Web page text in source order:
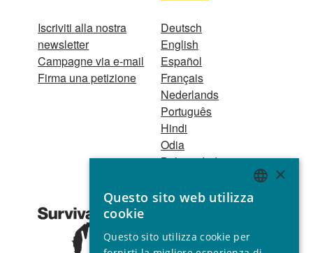
Iscriviti alla nostra
newsletter
Campagne via e-mail
Firma una petizione
Deutsch
English
Español
Français
Nederlands
Português
Hindi
Odia
Bahasa Indonesia
Registro Persone
1521 Registered
charity no. 267444 ©
ENGLISH
SPANISH
×
Questo sito web utilizza
cookie
Questo sito utilizza cookie per